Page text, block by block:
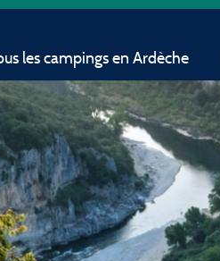
les campings en Ardèche